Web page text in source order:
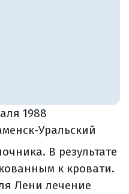
1988
Уральский
В результате
к кровати.
Лени лечение